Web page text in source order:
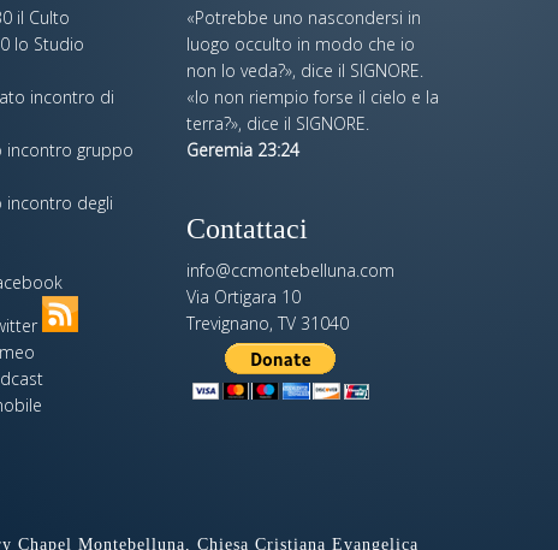
il Culto
lo Studio
incontro di
incontro gruppo
incontro degli
«Potrebbe uno nascondersi in
luogo occulto in modo che io
non lo veda?», dice il SIGNORE.
«Io non riempio forse il cielo e la
terra?», dice il SIGNORE.
Geremia 23:24
Contattaci
info@ccmontebelluna.com
Via Ortigara 10
Trevignano, TV 31040
Chapel Montebelluna, Chiesa Cristiana Evangelica